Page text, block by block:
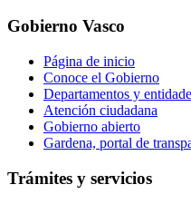
Gobierno Vasco
Página de inicio
Conoce el Gobierno
Departamentos y
Atención ciudadana
Gobierno abierto
Gardena, portal de
Trámites y servicios